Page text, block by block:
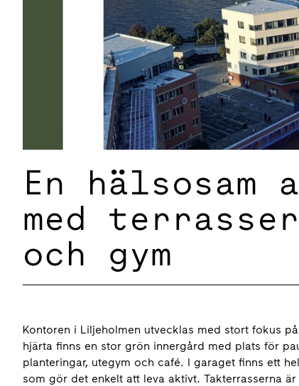
En hälsosam
med
och gym
Kontoren i Liljeholmen utvecklas med stort fokus
hjärta finns en stor grön innergård med plats för
planteringar, utegym och café. I garaget finns ett
som gör det enkelt att leva aktivt. Takterrasserna